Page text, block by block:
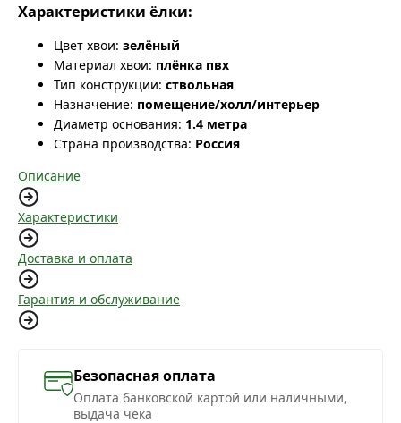
Характеристики ёлки:
Цвет хвои: зелёный
Материал хвои: плёнка пвх
Тип конструкции: ствольная
Назначение: помещение/холл/интерьер
Диаметр основания: 1.4 метра
Страна производства: Россия
Описание
Характеристики
Доставка и оплата
Гарантия и обслуживание
Безопасная оплата
Оплата банковской картой или наличными,
выдача чека